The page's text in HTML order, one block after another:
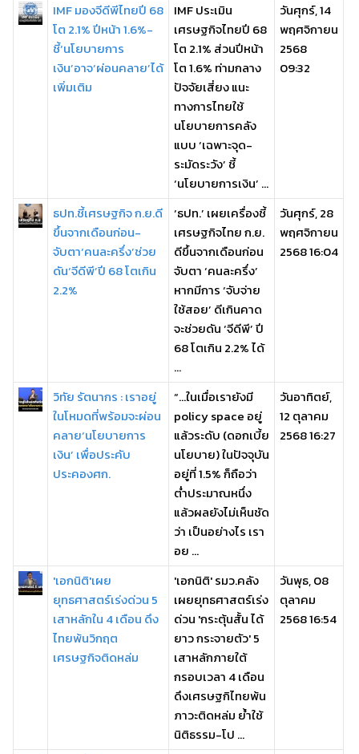
IMF มองจีดีพีไทยปี 68
โต 2.1% ปีหน้า 1.6%-
ชี้‘นโยบายการ
เงิน’อาจ‘ผ่อนคลาย’ได้
เพิ่มเติม
IMF ประเมิน
เศรษฐกิจไทยปี 68
โต 2.1% ส่วนปีหน้า
โต 1.6% ท่ามกลาง
ปัจจัยเสี่ยง แนะ
ทางการไทยใช้
นโยบายการคลัง
แบบ ‘เฉพาะจุด-
ระมัดระวัง’ ชี้
‘นโยบายการเงิน’ ...
วันศุกร์, 14
พฤศจิกายน
2568
09:32
ธปท.ชี้เศรษฐกิจ ก.ย.ดี
ขึ้นจากเดือนก่อน-
จับตา‘คนละครึ่ง’ช่วย
ดัน‘จีดีพี’ปี 68 โตเกิน
2.2%
‘ธปท.’ เผยเครื่องชี้
เศรษฐกิจไทย ก.ย.
ดีขึ้นจากเดือนก่อน
จับตา ‘คนละครึ่ง’
หากมีการ ‘จับจ่าย
ใช้สอย’ ดีเกินคาด
จะช่วยดัน ‘จีดีพี’ ปี
68 โตเกิน 2.2% ได้
...
วันศุกร์, 28
พฤศจิกายน
2568 16:04
วิทัย รัตนากร : เราอยู่
ในโหมดที่พร้อมจะผ่อน
คลาย‘นโยบายการ
เงิน’ เพื่อประคับ
ประคองศก.
“…ในเมื่อเรายังมี
policy space อยู่
แล้วระดับ (ดอกเบี้ย
นโยบาย) ในปัจจุบัน
อยู่ที่ 1.5% ก็ถือว่า
ต่ำประมาณหนึ่ง
แล้วผลยังไม่เห็นชัด
ว่า เป็นอย่างไร เรา
อย ...
วันอาทิตย์,
12 ตุลาคม
2568 16:27
'เอกนิติ'เผย
ยุทธศาสตร์เร่งด่วน 5
เสาหลักใน 4 เดือน ดึง
ไทยพ้นวิกฤต
เศรษฐกิจติดหล่ม
'เอกนิติ' รมว.คลัง
เผยยุทธศาสตร์เร่ง
ด่วน 'กระตุ้นสั้น ได้
ยาว กระจายตัว' 5
เสาหลักภายใต้
กรอบเวลา 4 เดือน
ดึงเศรษฐกิไทยพ้น
ภาวะติดหล่ม ย้ำใช้
นิติธรรม-โป ...
วันพุธ, 08
ตุลาคม
2568 16:54